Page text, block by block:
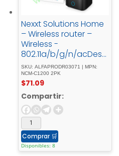
Nexxt Solutions Home
– Wireless router –
Wireless -
802.11a/b/g/n/acDeskt
op2 - pack
SKU: ALFAPRODR03071 | MPN:
NCM-C1200 2PK
$71.09
Compartir:
Comprar 🛒
Disponibles: 8